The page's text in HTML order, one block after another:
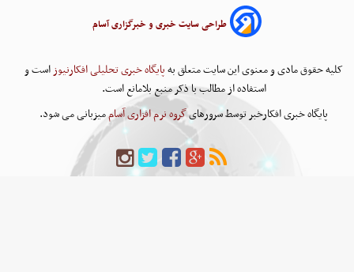
طراحی سایت خبری و خبرگزاری آسام
کلیه حقوق مادی و معنوی این سایت متعلق بهپایگاه خبری تحلیلی افکارنیوزاست و
استفاده از مطالب با ذکر منبع بلامانع است.
پایگاه خبری افکارخبر توسط سرورهایگروه نرم افزاری آساممیزبانی می شود.